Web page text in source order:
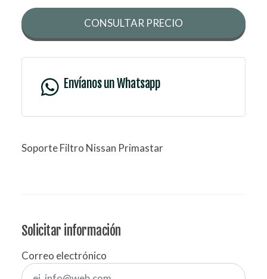
CONSULTAR PRECIO
Envíanos un Whatsapp
Soporte Filtro Nissan Primastar
Solicitar información
Correo electrónico